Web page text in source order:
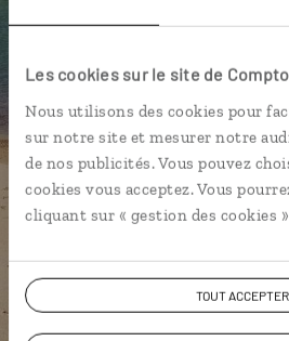
Les cookies sur le site de
Nous utilisons des cookies pour
sur notre site et mesurer notre
de nos publicités. Vous pouvez
cookies vous acceptez. Vous
cliquant sur « gestion des cookies »
TOUT ACCEPTER
Ils sauront organiser
Échangez en face à face ou
connectés en agence, mais
téléphone.
Vous gardez le même
pendant et après votre